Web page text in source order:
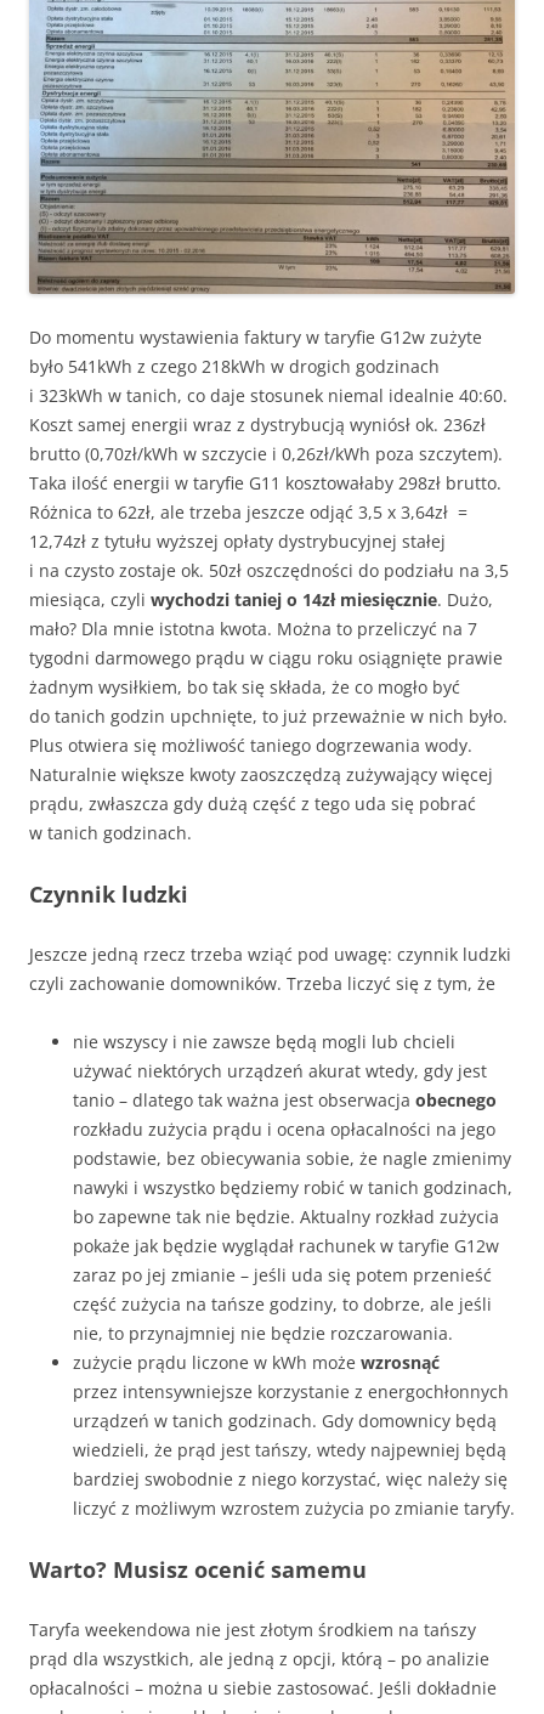
Do momentu wystawienia faktury w taryfie G12w zużyte
było 541kWh z czego 218kWh w drogich godzinach
i 323kWh w tanich, co daje stosunek niemal idealnie 40:60.
Koszt samej energii wraz z dystrybucją wyniósł ok. 236zł
brutto (0,70zł/kWh w szczycie i 0,26zł/kWh poza szczytem).
Taka ilość energii w taryfie G11 kosztowałaby 298zł brutto.
Różnica to 62zł, ale trzeba jeszcze odjąć 3,5 x 3,64zł =
12,74zł z tytułu wyższej opłaty dystrybucyjnej stałej
i na czysto zostaje ok. 50zł oszczędności do podziału na 3,5
miesiąca, czyli wychodzi taniej o 14zł miesięcznie. Dużo,
mało? Dla mnie istotna kwota. Można to przeliczyć na 7
tygodni darmowego prądu w ciągu roku osiągnięte prawie
żadnym wysiłkiem, bo tak się składa, że co mogło być
do tanich godzin upchnięte, to już przeważnie w nich było.
Plus otwiera się możliwość taniego dogrzewania wody.
Naturalnie większe kwoty zaoszczędzą zużywający więcej
prądu, zwłaszcza gdy dużą część z tego uda się pobrać
w tanich godzinach.
Czynnik ludzki
Jeszcze jedną rzecz trzeba wziąć pod uwagę: czynnik ludzki
czyli zachowanie domowników. Trzeba liczyć się z tym, że
nie wszyscy i nie zawsze będą mogli lub chcieli
używać niektórych urządzeń akurat wtedy, gdy jest
tanio – dlatego tak ważna jest obserwacja obecnego
rozkładu zużycia prądu i ocena opłacalności na jego
podstawie, bez obiecywania sobie, że nagle zmienimy
nawyki i wszystko będziemy robić w tanich godzinach,
bo zapewne tak nie będzie. Aktualny rozkład zużycia
pokaże jak będzie wyglądał rachunek w taryfie G12w
zaraz po jej zmianie – jeśli uda się potem przenieść
część zużycia na tańsze godziny, to dobrze, ale jeśli
nie, to przynajmniej nie będzie rozczarowania.
zużycie prądu liczone w kWh może wzrosnąć
przez intensywniejsze korzystanie z energochłonnych
urządzeń w tanich godzinach. Gdy domownicy będą
wiedzieli, że prąd jest tańszy, wtedy najpewniej będą
bardziej swobodnie z niego korzystać, więc należy się
liczyć z możliwym wzrostem zużycia po zmianie taryfy.
Warto? Musisz ocenić samemu
Taryfa weekendowa nie jest złotym środkiem na tańszy
prąd dla wszystkich, ale jedną z opcji, którą – po analizie
opłacalności – można u siebie zastosować. Jeśli dokładnie